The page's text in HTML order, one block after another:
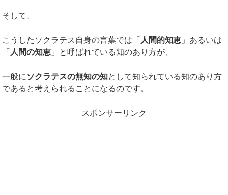
そして、
こうしたソクラテス自身の言葉では「 人間的知恵 」あるいは
「 人間の知恵 」と呼ばれている知のあり方が、
一般に ソクラテスの無知の知として知られている知のあり方
であると考えられることになるのです。
スポンサーリンク